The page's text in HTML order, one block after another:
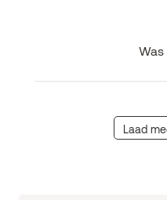
Was
Laad